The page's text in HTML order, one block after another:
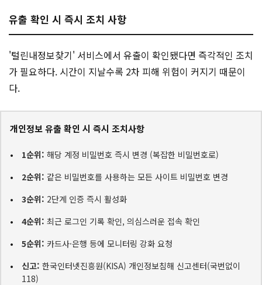
유출 확인 시 즉시 조치 사항
'털린내정보찾기' 서비스에서 유출이 확인됐다면 즉각적인 조치
가 필요하다. 시간이 지날수록 2차 피해 위험이 커지기 때문이
다.
개인정보 유출 확인 시 즉시 조치사항
1순위: 해당 계정 비밀번호 즉시 변경 (복잡한 비밀번호로)
2순위: 같은 비밀번호를 사용하는 모든 사이트 비밀번호 변경
3순위: 2단계 인증 즉시 활성화
4순위: 최근 로그인 기록 확인, 의심스러운 접속 확인
5순위: 카드사·은행 등에 모니터링 강화 요청
신고: 한국인터넷진흥원(KISA) 개인정보침해 신고센터(국번없이
118)